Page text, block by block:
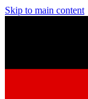
Skip to main content